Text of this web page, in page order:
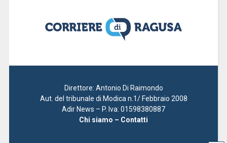
Direttore: Antonio Di Raimondo
Aut. del tribunale di Modica n.1/ Febbraio 2008
Adir News – P. Iva: 01598380887
Chi siamo – Contatti